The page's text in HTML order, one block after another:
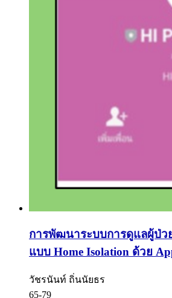
การพัฒนาระบบการดูแลผู้ป่ว
แบบ Home Isolation ด้วย
วัชรนันท์ ถิ่นนัยธร
ุ65-79